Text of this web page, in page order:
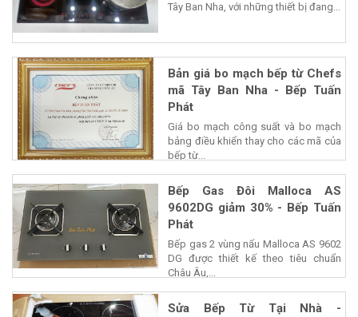
Tây Ban Nha, với những thiết bị đang...
Bản giá bo mạch bếp từ Chefs
mã Tây Ban Nha - Bếp Tuấn
Phát
Giá bo mạch công suất và bo mạch
bảng điều khiển thay cho các mã của
bếp từ...
Bếp Gas Đôi Malloca AS
9602DG giảm 30% - Bếp Tuấn
Phát
Bếp gas 2 vùng nấu Malloca AS 9602
DG được thiết kế theo tiêu chuẩn
Châu Âu,...
Sửa Bếp Từ Tại Nhà -